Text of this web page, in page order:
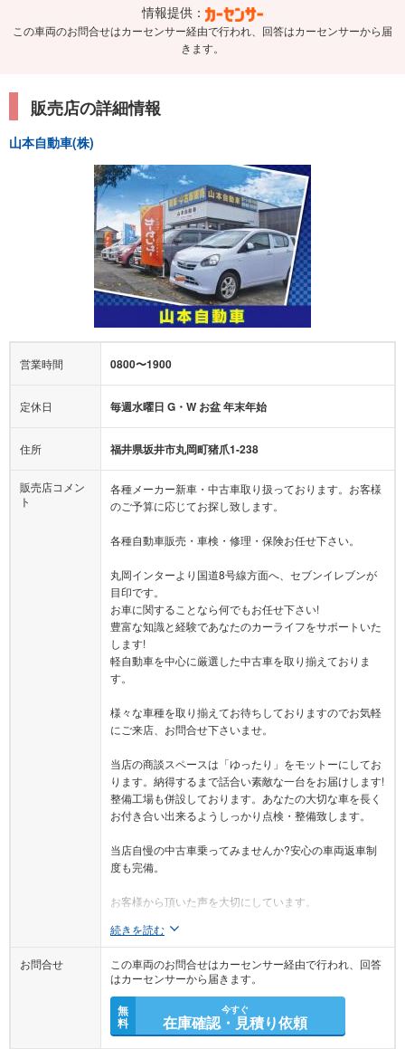
情報提供：
この車両のお問合せはカーセンサー経由で行われ、回答はカーセンサーから届
きます。
販売店の詳細情報
山本自動車(株)
営業時間 0800〜1900
定休日 毎週水曜日 G・W お盆 年末年始
住所 福井県坂井市丸岡町猪爪1-238
販売店コメン
ト
各種メーカー新車・中古車取り扱っております。お客様
のご予算に応じてお探し致します。
各種自動車販売・車検・修理・保険お任せ下さい。
丸岡インターより国道8号線方面へ、セブンイレブンが
目印です。
お車に関することなら何でもお任せ下さい!
豊富な知識と経験であなたのカーライフをサポートいた
します!
軽自動車を中心に厳選した中古車を取り揃えておりま
す。
様々な車種を取り揃えてお待ちしておりますのでお気軽
にご来店、お問合せ下さいませ。
当店の商談スペースは「ゆったり」をモットーにしてお
ります。納得するまで話合い素敵な一台をお届けします!
整備工場も併設しております。あなたの大切な車を長く
お付き合い出来るようしっかり点検・整備致します。
当店自慢の中古車乗ってみませんか?安心の車両返車制
度も完備。
お客様から頂いた声を大切にしています。
続きを読む
お問合せ
この車両のお問合せはカーセンサー経由で行われ、回答
はカーセンサーから届きます。
無
料
今すぐ
在庫確認・見積り依頼